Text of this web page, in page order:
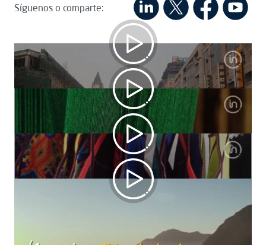
Síguenos o comparte:
Tecnología Textil
Métodos en textiles
Proceso de Manufactura
La tradición vive en América Latina